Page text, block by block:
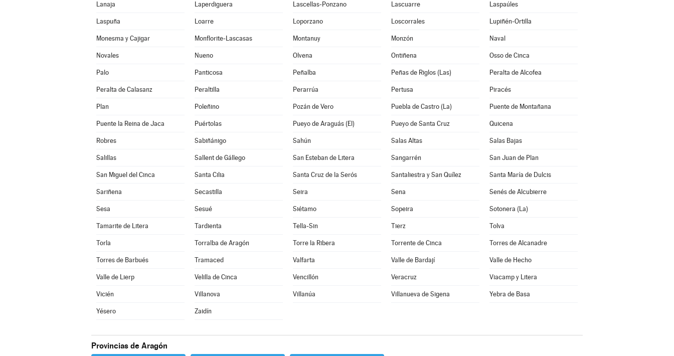
Lanaja Laperdiguera Lascellas-Ponzano Lascuarre Laspaúles
Laspuña Loarre Loporzano Loscorrales Lupiñén-Ortilla
Monesma y Cajigar Monflorite-Lascasas Montanuy Monzón Naval
Novales Nueno Olvena Ontiñena Osso de Cinca
Palo Panticosa Peñalba Peñas de Riglos (Las) Peralta de Alcofea
Peralta de Calasanz Peraltilla Perarrúa Pertusa Piracés
Plan Poleñino Pozán de Vero Puebla de Castro (La) Puente de Montañana
Puente la Reina de Jaca Puértolas Pueyo de Araguás (El) Pueyo de Santa Cruz Quicena
Robres Sabiñánigo Sahún Salas Altas Salas Bajas
Salillas Sallent de Gállego San Esteban de Litera Sangarrén San Juan de Plan
San Miguel del Cinca Santa Cilia Santa Cruz de la Serós Santaliestra y San Quílez Santa María de Dulcis
Sariñena Secastilla Seira Sena Senés de Alcubierre
Sesa Sesué Siétamo Sopeira Sotonera (La)
Tamarite de Litera Tardienta Tella-Sin Tierz Tolva
Torla Torralba de Aragón Torre la Ribera Torrente de Cinca Torres de Alcanadre
Torres de Barbués Tramaced Valfarta Valle de Bardají Valle de Hecho
Valle de Lierp Velilla de Cinca Vencillón Veracruz Viacamp y Litera
Vicién Villanova Villanúa Villanueva de Sigena Yebra de Basa
Yésero Zaidín
Provincias de Aragón